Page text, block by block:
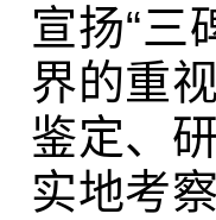
宣扬“三
界的重
鉴定、
实地考